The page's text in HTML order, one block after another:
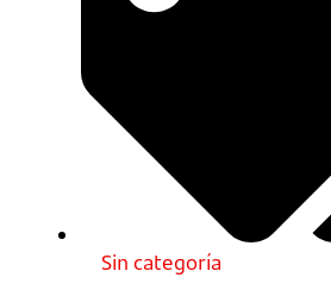
Sin categoría